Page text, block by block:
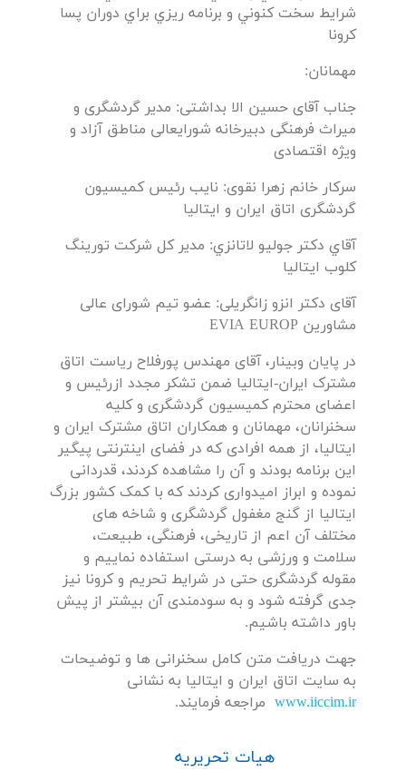
شرايط سخت كنوني و برنامه ريزي براي دوران پسا
كرونا
مهمانان:
جناب آقای حسین الا بداشتی: مدیر گردشگری و
میراث فرهنگی دبیرخانه شورایعالی مناطق آزاد و
ویژه اقتصادی
سرکار خانم زهرا نقوی: نایب رئیس کمیسیون
گردشگری اتاق ایران و ایتالیا
آقاي دکتر جولیو لاتانزي: مدیر کل شرکت تورینگ
کلوب ایتالیا
آقای دکتر انزو زانگریلی: عضو تیم شورای عالی
مشاورین EVIA EUROP
در پایان وبینار، آقای مهندس پورفلاح ریاست اتاق
مشترک ایران-ایتالیا ضمن تشکر مجدد ازرئیس و
اعضای محترم کمیسیون گردشگری و کلیه
سخنرانان، مهمانان و همکاران اتاق مشترک ایران و
ایتالیا، از همه افرادی که در فضای اینترنتی پیگیر
این برنامه بودند و آن را مشاهده کردند، قدردانی
نموده و ابراز امیدواری کردند که با کمک کشور بزرگ
ایتالیا از گنج مغفول گردشگری و شاخه های
مختلف آن اعم از تاریخی، فرهنگی، طبیعت،
سلامت و ورزشی به درستی استفاده نماییم و
مقوله گردشگری حتی در شرایط تحریم و کرونا نیز
جدی گرفته شود و به سودمندی آن بیشتر از پیش
باور داشته باشیم.
جهت دریافت متن کامل سخنرانی ها و توضیحات
به سایت اتاق ایران و ایتالیا به نشانی
www.iiccim.ir مراجعه فرمایند.
هیات تحریریه